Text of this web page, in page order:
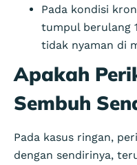
Pada kondisi
tumpul berulang
tidak nyaman di
Apakah
Sembuh
Pada kasus ringan,
dengan sendirinya,